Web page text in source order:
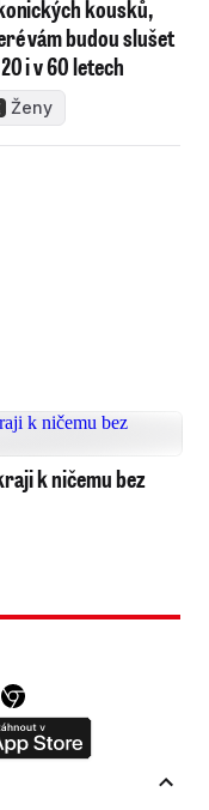
kousků,
vám budou slušet
i v 60 letech
Ženy
k ničemu bez